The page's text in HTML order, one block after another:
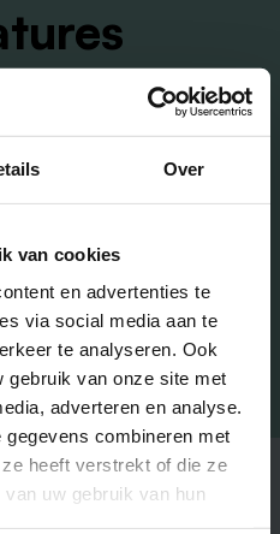
Over
van cookies
en advertenties te
via social media aan te
te analyseren. Ook
gebruik van onze site met
adverteren en analyse.
combineren met
heeft verstrekt of die ze
uw gebruik van hun
je op de hoogte
instellen
Regio